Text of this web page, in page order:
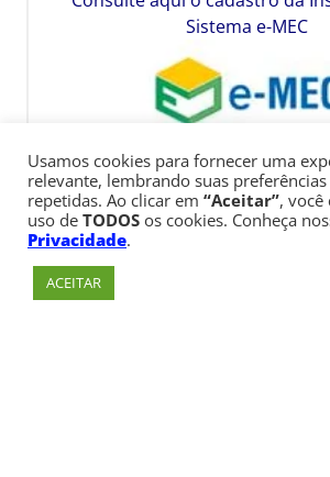
Sistema e-MEC
Usamos cookies para fornecer uma
relevante, lembrando suas
repetidas. Ao clicar em “Aceitar”, você
uso de TODOS os cookies. Conheça
Privacidade.
ACEITAR